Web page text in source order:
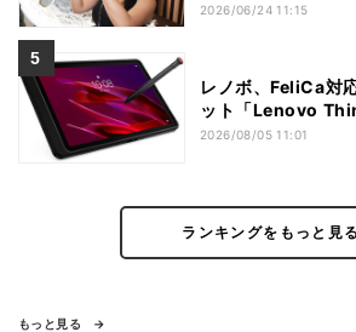
2026/06/24 11:15
レノボ、FeliCa対
ット「Lenovo
2026/08/05 11:01
ランキングをもっと見る
もっと見る